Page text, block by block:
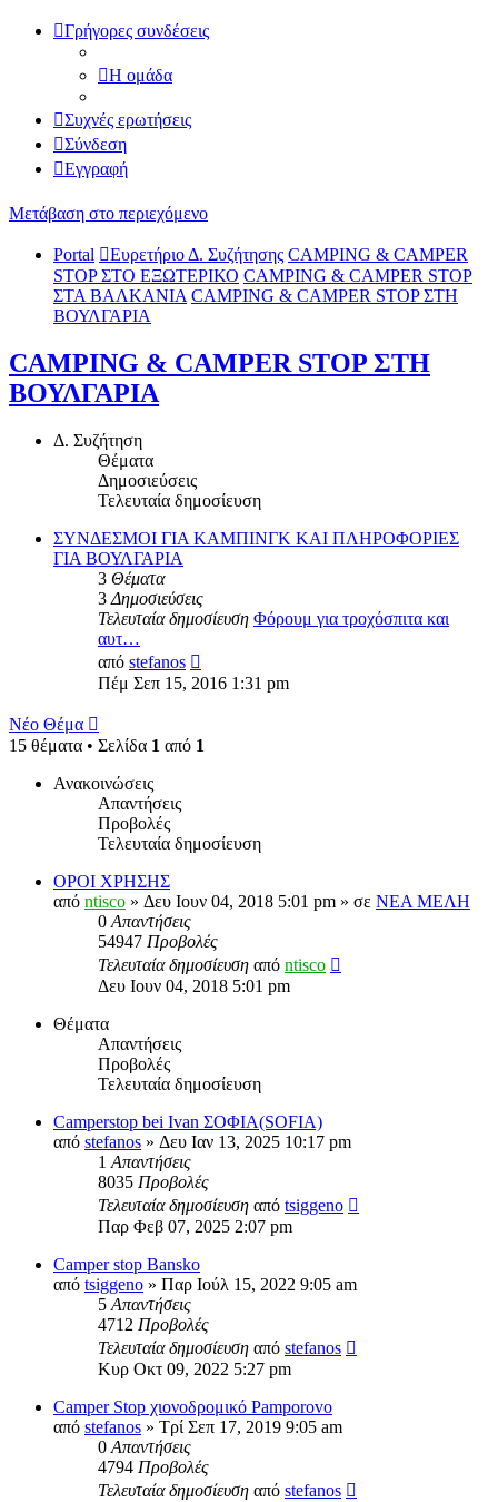
Γρήγορες συνδέσεις
Η ομάδα
Συχνές ερωτήσεις
Σύνδεση
Εγγραφή
Μετάβαση στο περιεχόμενο
Portal Ευρετήριο Δ. Συζήτησης CAMPING & CAMPER
STOP ΣΤΟ ΕΞΩΤΕΡΙΚΟ CAMPING & CAMPER STOP
ΣΤΑ ΒΑΛΚΑΝΙΑ CAMPING & CAMPER STOP ΣΤΗ
ΒΟΥΛΓΑΡΙΑ
CAMPING & CAMPER STOP ΣΤΗ
ΒΟΥΛΓΑΡΙΑ
Δ. Συζήτηση
Θέματα
Δημοσιεύσεις
Τελευταία δημοσίευση
ΣΥΝΔΕΣΜΟΙ ΓΙΑ ΚΑΜΠΙΝΓΚ ΚΑΙ ΠΛΗΡΟΦΟΡΙΕΣ
ΓΙΑ ΒΟΥΛΓΑΡΙΑ
3 Θέματα
3 Δημοσιεύσεις
Τελευταία δημοσίευση Φόρουμ για τροχόσπιτα και
αυτ…
από stefanos
της
τελευταίας
Πέμ Σεπ 15, 2016 1:31 pm
Νέο Θέμα
15 θέματα • Σελίδα 1 από 1
Ανακοινώσεις
Απαντήσεις
Προβολές
Τελευταία δημοσίευση
ΟΡΟΙ ΧΡΗΣΗΣ
από ntisco » Δευ Ιουν 04, 2018 5:01 pm » σε ΝΕΑ ΜΕΛΗ
0 Απαντήσεις
54947 Προβολές
Τελευταία δημοσίευση από ntisco
Δευ Ιουν 04, 2018 5:01 pm
Θέματα
Απαντήσεις
Προβολές
Τελευταία δημοσίευση
Camperstop bei Ivan ΣΟΦΙΑ(SOFIA)
από stefanos » Δευ Ιαν 13, 2025 10:17 pm
1 Απαντήσεις
8035 Προβολές
Τελευταία δημοσίευση από tsiggeno
Παρ Φεβ 07, 2025 2:07 pm
Camper stop Bansko
από tsiggeno » Παρ Ιούλ 15, 2022 9:05 am
5 Απαντήσεις
4712 Προβολές
Τελευταία δημοσίευση από stefanos
Κυρ Οκτ 09, 2022 5:27 pm
Camper Stop χιονοδρομικό Pamporovo
από stefanos » Τρί Σεπ 17, 2019 9:05 am
0 Απαντήσεις
4794 Προβολές
Τελευταία δημοσίευση από stefanos